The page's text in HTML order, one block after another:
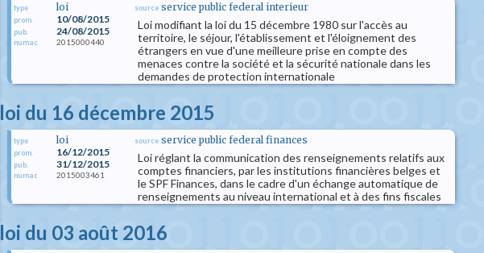
type loi
prom. 10/08/2015
pub. 24/08/2015
numac 2015000440
source service public federal interieur
Loi modifiant la loi du 15 décembre 1980 sur l'accès au
territoire, le séjour, l'établissement et l'éloignement des
étrangers en vue d'une meilleure prise en compte des
menaces contre la société et la sécurité nationale dans les
demandes de protection internationale
loi du 16 décembre 2015
type loi
prom. 16/12/2015
pub. 31/12/2015
numac 2015003461
source service public federal finances
Loi réglant la communication des renseignements relatifs aux
comptes financiers, par les institutions financières belges et
le SPF Finances, dans le cadre d'un échange automatique de
renseignements au niveau international et à des fins fiscales
loi du 03 août 2016